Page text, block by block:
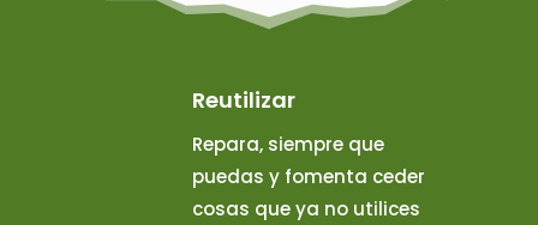
Reutilizar
Repara, siempre que
puedas y fomenta ceder
cosas que ya no utilices